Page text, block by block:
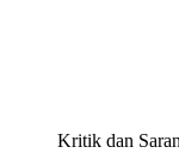
Kritik dan